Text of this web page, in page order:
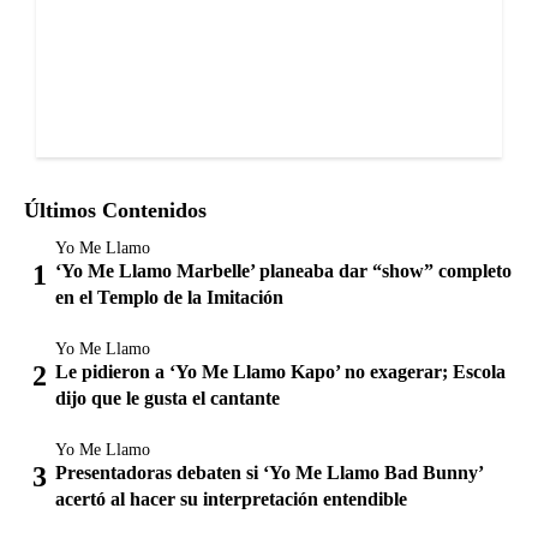
Últimos Contenidos
Yo Me Llamo
‘Yo Me Llamo Marbelle’ planeaba dar “show” completo
en el Templo de la Imitación
Yo Me Llamo
Le pidieron a ‘Yo Me Llamo Kapo’ no exagerar; Escola
dijo que le gusta el cantante
Yo Me Llamo
Presentadoras debaten si ‘Yo Me Llamo Bad Bunny’
acertó al hacer su interpretación entendible